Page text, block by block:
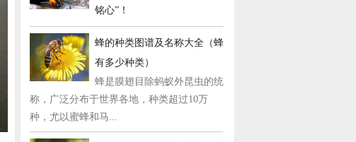
铭心”！
蜂的种类图谱及名称大全（蜂
有多少种类）
蜂是膜翅目除蚂蚁外昆虫的统
称，广泛分布于世界各地，种类超过10万
种，尤以蜜蜂和马...